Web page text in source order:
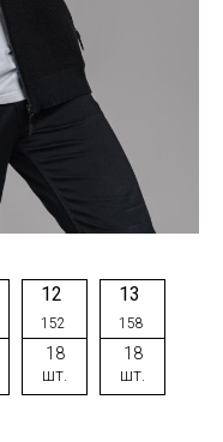
12
152
18
шт.
13
158
18
шт.